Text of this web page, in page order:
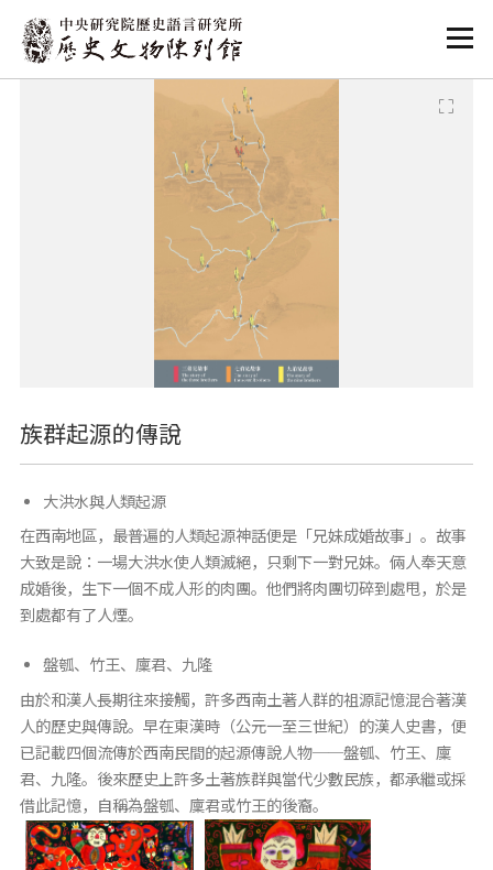
:::
:::
族群起源的傳說
大洪水與人類起源
在西南地區，最普遍的人類起源神話便是「兄妹成婚故事」。故事
大致是說：一場大洪水使人類滅絕，只剩下一對兄妹。倆人奉天意
成婚後，生下一個不成人形的肉團。他們將肉團切碎到處甩，於是
到處都有了人煙。
盤瓠、竹王、廩君、九隆
由於和漢人長期往來接觸，許多西南土著人群的祖源記憶混合著漢
人的歷史與傳說。早在東漢時（公元一至三世紀）的漢人史書，便
已記載四個流傳於西南民間的起源傳說人物──盤瓠、竹王、廩
君、九隆。後來歷史上許多土著族群與當代少數民族，都承繼或採
借此記憶，自稱為盤瓠、廩君或竹王的後裔。